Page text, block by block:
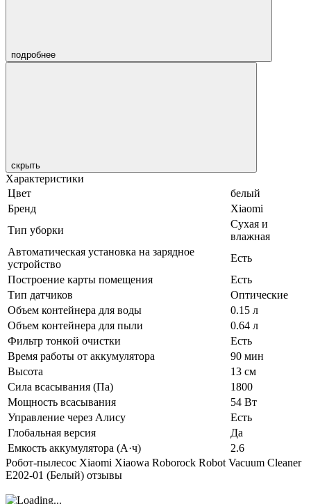
подробнее
скрыть
Характеристики
Цвет
белый
Бренд
Xiaomi
Тип уборки
Сухая и
влажная
Автоматическая установка на зарядное
устройство
Есть
Построение карты помещения
Есть
Тип датчиков
Оптические
Объем контейнера для воды
0.15 л
Объем контейнера для пыли
0.64 л
Фильтр тонкой очистки
Есть
Время работы от аккумулятора
90 мин
Высота
13 см
Сила всасывания (Па)
1800
Мощность всасывания
54 Вт
Управление через Алису
Есть
Глобальная версия
Да
Емкость аккумулятора (А·ч)
2.6
Робот-пылесос Xiaomi Xiaowa Roborock Robot Vacuum Cleaner
E202-01 (Белый) отзывы